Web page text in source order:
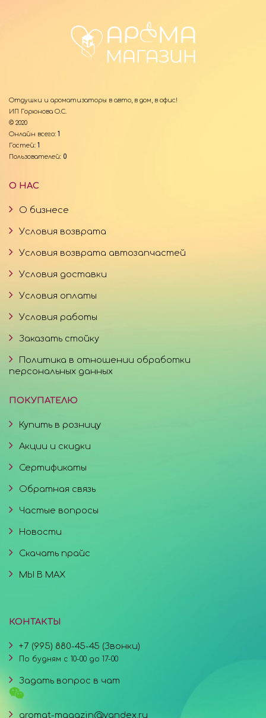
Отдушки и ароматизаторы в авто, в дом, в офис!
ИП Горюнова О.С.
© 2020
Онлайн всего: 1
Гостей: 1
Пользователей: 0
О НАС
О бизнесе
Условия возврата
Условия возврата автозапчастей
Условия доставки
Условия оплаты
Условия работы
Заказать стойку
Политика в отношении обработки
персональных данных
ПОКУПАТЕЛЮ
Купить в розницу
Акции и скидки
Сертификаты
Обратная связь
Частые вопросы
Новости
Скачать прайс
МЫ В MAX
КОНТАКТЫ
+7 (995) 880-45-45 (Звонки)
По будням с 10-00 до 17-00
Задать вопрос в чат
aromat-magazin@yandex.ru